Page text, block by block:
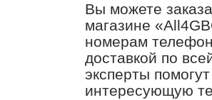
Вы можете
магазине
номерам
доставкой по
эксперты
интересующую